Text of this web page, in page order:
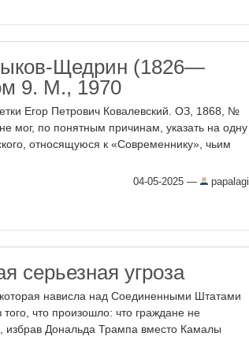
Щедрин (1826—
9. М., 1970
Егор Петрович Ковалевский. ОЗ, 1868, №
мог, по понятным причинам, указать на одну
относящуюся к «Современнику», чьим
04-05-2025 — papalagi
серьезная угроза
нависла над Соединенными Штатами
что произошло: что граждане не
избрав Дональда Трампа вместо Камалы